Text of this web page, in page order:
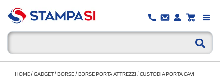
HOME/GADGET/BORSE/BORSE PORTA ATTREZZI /CUSTODIA PORTA CAVI